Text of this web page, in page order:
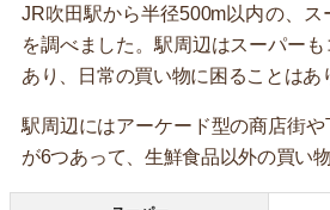
JR吹田駅から半径500m以内の、ス
を調べました。駅周辺はスーパー
あり、日常の買い物に困ることはあ
駅周辺にはアーケード型の商店街
が6つあって、生鮮食品以外の買い